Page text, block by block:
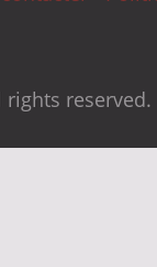
rights reserved.